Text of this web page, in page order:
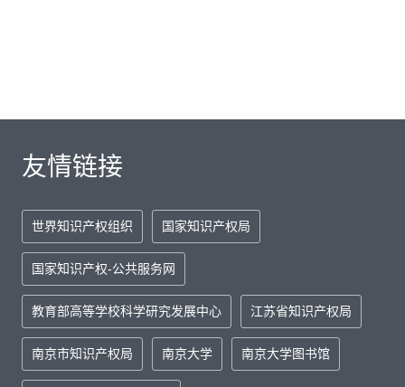
友情链接
世界知识产权组织 国家知识产权局
国家知识产权-公共服务网
教育部高等学校科学研究发展中心 江苏省知识产权局
南京市知识产权局 南京大学 南京大学图书馆